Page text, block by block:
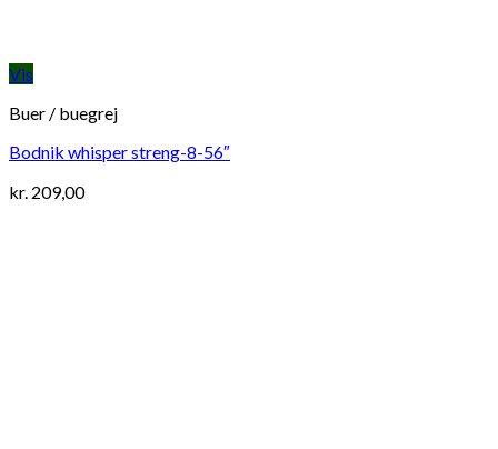
Vis
Buer / buegrej
Bodnik whisper streng-8-56″
kr. 209,00